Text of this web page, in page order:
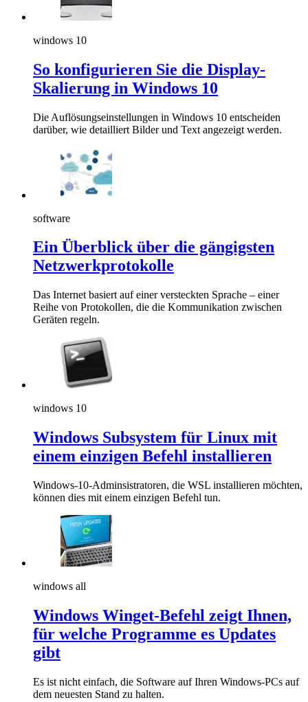
windows 10
So konfigurieren Sie die Display-
Skalierung in Windows 10
Die Auflösungseinstellungen in Windows 10 entscheiden
darüber, wie detailliert Bilder und Text angezeigt werden.
software
Ein Überblick über die gängigsten
Netzwerkprotokolle
Das Internet basiert auf einer versteckten Sprache – einer
Reihe von Protokollen, die die Kommunikation zwischen
Geräten regeln.
windows 10
Windows Subsystem für Linux mit
einem einzigen Befehl installieren
Windows-10-Adminsistratoren, die WSL installieren möchten,
können dies mit einem einzigen Befehl tun.
windows all
Windows Winget-Befehl zeigt Ihnen,
für welche Programme es Updates
gibt
Es ist nicht einfach, die Software auf Ihren Windows-PCs auf
dem neuesten Stand zu halten.